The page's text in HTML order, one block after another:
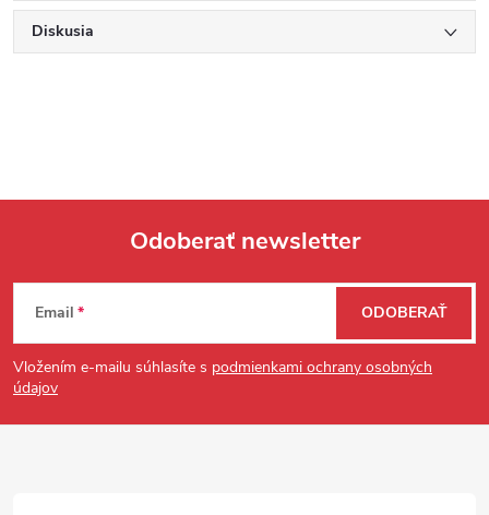
Diskusia
Zápätie
Odoberať newsletter
Email
Vložením e-mailu súhlasíte s podmienkami ochrany osobných
údajov
ODOBERAŤ